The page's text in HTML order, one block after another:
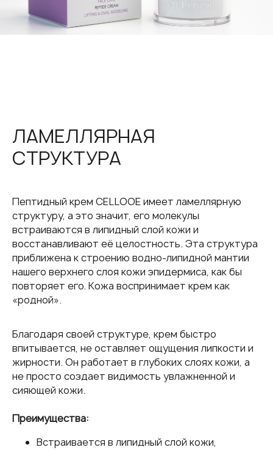
ЛАМЕЛЛЯРНАЯ
СТРУКТУРА
Пептидный крем CELLOOE имеет ламеллярную
структуру, а это значит, его молекулы
встраиваются в липидный слой кожи и
восстанавливают её целостность. Эта структура
приближена к строению водно-липидной мантии
нашего верхнего слоя кожи эпидермиса, как бы
повторяет его. Кожа воспринимает крем как
«родной».
Благодаря своей структуре, крем быстро
впитывается, не оставляет ощущения липкости и
жирности. Он работает в глубоких слоях кожи, а
не просто создает видимость увлажненной и
сияющей кожи.
Преимущества:
Встраивается в липидный слой кожи,